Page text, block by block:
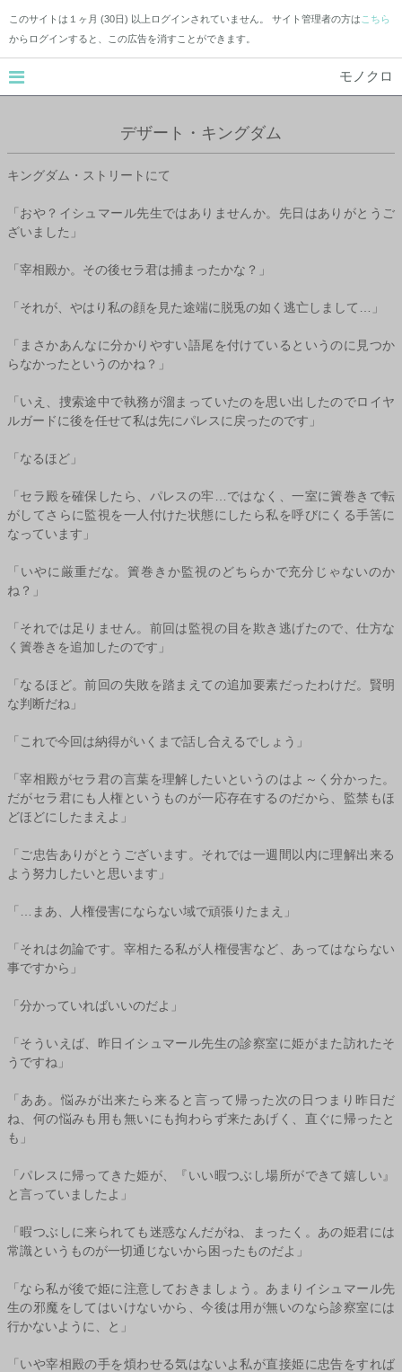
このサイトは１ヶ月 (30日) 以上ログインされていません。 サイト管理者の方は こちら
からログインすると、この広告を消すことができます。
モノクロ
デザート・キングダム
キングダム・ストリートにて
「おや？イシュマール先生ではありませんか。先日はありがとうご
ざいました」
「宰相殿か。その後セラ君は捕まったかな？」
「それが、やはり私の顔を見た途端に脱兎の如く逃亡しまして…」
「まさかあんなに分かりやすい語尾を付けているというのに見つか
らなかったというのかね？」
「いえ、捜索途中で執務が溜まっていたのを思い出したのでロイヤ
ルガードに後を任せて私は先にパレスに戻ったのです」
「なるほど」
「セラ殿を確保したら、パレスの牢…ではなく、一室に簀巻きで転
がしてさらに監視を一人付けた状態にしたら私を呼びにくる手筈に
なっています」
「いやに厳重だな。簀巻きか監視のどちらかで充分じゃないのか
ね？」
「それでは足りません。前回は監視の目を欺き逃げたので、仕方な
く簀巻きを追加したのです」
「なるほど。前回の失敗を踏まえての追加要素だったわけだ。賢明
な判断だね」
「これで今回は納得がいくまで話し合えるでしょう」
「宰相殿がセラ君の言葉を理解したいというのはよ～く分かった。
だがセラ君にも人権というものが一応存在するのだから、監禁もほ
どほどにしたまえよ」
「ご忠告ありがとうございます。それでは一週間以内に理解出来る
よう努力したいと思います」
「…まあ、人権侵害にならない域で頑張りたまえ」
「それは勿論です。宰相たる私が人権侵害など、あってはならない
事ですから」
「分かっていればいいのだよ」
「そういえば、昨日イシュマール先生の診察室に姫がまた訪れたそ
うですね」
「ああ。悩みが出来たら来ると言って帰った次の日つまり昨日だ
ね、何の悩みも用も無いにも拘わらず来たあげく、直ぐに帰ったと
も」
「パレスに帰ってきた姫が、『いい暇つぶし場所ができて嬉しい』
と言っていましたよ」
「暇つぶしに来られても迷惑なんだがね、まったく。あの姫君には
常識というものが一切通じないから困ったものだよ」
「なら私が後で姫に注意しておきましょう。あまりイシュマール先
生の邪魔をしてはいけないから、今後は用が無いのなら診察室には
行かないように、と」
「いや宰相殿の手を煩わせる気はないよ私が直接姫に忠告をすれば